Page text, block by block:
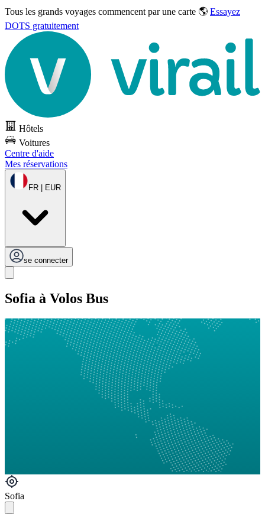
Tous les grands voyages commencent par une carte 🌎 Essayez
DOTS gratuitement
Hôtels
Voitures
Centre d'aide
Mes réservations
FR | EUR
se connecter
Sofia à Volos Bus
Sofia